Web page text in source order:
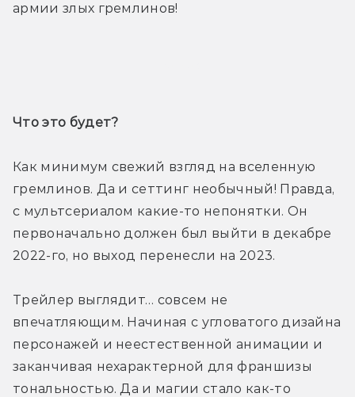
армии злых гремлинов!
Что это будет?
Как минимум свежий взгляд на вселенную
гремлинов. Да и сеттинг необычный! Правда,
с мультсериалом какие-то непонятки. Он
первоначально должен был выйти в декабре
2022-го, но выход перенесли на 2023.
Трейлер выглядит… совсем не
впечатляющим. Начиная с угловатого дизайна
персонажей и неестественной анимации и
заканчивая нехарактерной для франшизы
тональностью. Да и магии стало как-то